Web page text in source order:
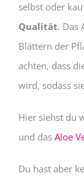
selbst oder
Qualität. Das
Blättern der
achten, dass
wird, sodass
Hier siehst du
und das Aloe
Du hast aber